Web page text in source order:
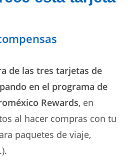
de las tres tarjetas de
en el programa de
Rewards, en
al hacer compras con tu
paquetes de viaje,